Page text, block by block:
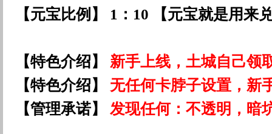
【元宝比例】 1：10 【元宝就是用来
【特色介绍】 新手上线，土城自己领
【特色介绍】 无任何卡脖子设置，新
【管理承诺】 发现任何：不透明，暗